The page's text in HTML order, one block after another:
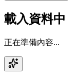
載入資料中
正在準備內容...